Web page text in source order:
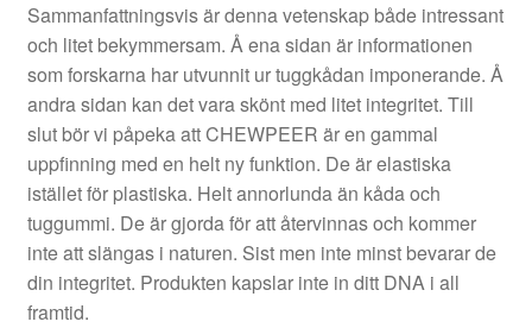
Sammanfattningsvis är denna vetenskap både intressant
och litet bekymmersam. Å ena sidan är informationen
som forskarna har utvunnit ur tuggkådan imponerande. Å
andra sidan kan det vara skönt med litet integritet. Till
slut bör vi påpeka att CHEWPEER är en gammal
uppfinning med en helt ny funktion. De är elastiska
istället för plastiska. Helt annorlunda än kåda och
tuggummi. De är gjorda för att återvinnas och kommer
inte att slängas i naturen. Sist men inte minst bevarar de
din integritet. Produkten kapslar inte in ditt DNA i all
framtid.